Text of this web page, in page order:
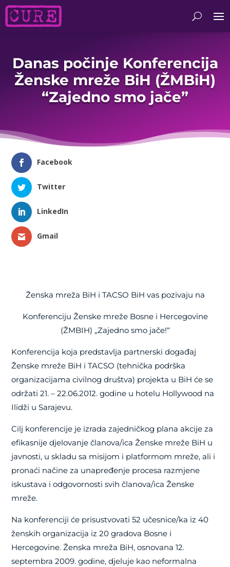
Danas počinje Konferencija
Ženske mreže BiH (ŽMBiH)
“Zajedno smo jače”
Facebook
Twitter
LinkedIn
Gmail
Ženska mreža BiH i TACSO BiH vas pozivaju na
Konferenciju Ženske mreže Bosne i Hercegovine
(ŽMBIH) „Zajedno smo jače!“
Konferencija koja predstavlja partnerski događaj
Ženske mreže BiH i TACSO (tehnička podrška
organizacijama civilnog društva) projekta u BiH će se
održati 21. – 22.06.2012. godine u hotelu Hollywood na
Ilidži u Sarajevu.
Cilj konferencije je izrada zajedničkog plana akcije za
efikasnije djelovanje članova/ica Ženske mreže BiH u
javnosti, u skladu sa misijom i platformom mreže, ali i
pronaći načine za unapređenje procesa razmjene
iskustava i odgovornosti svih članova/ica Ženske
mreže.
Na konferenciji će prisustvovati 52 učesnice/ka iz 40
ženskih organizacija iz 20 gradova Bosne i
Hercegovine. Ženska mreža BiH, osnovana 12.
septembra 2009. godine, djeluje kao neformalna